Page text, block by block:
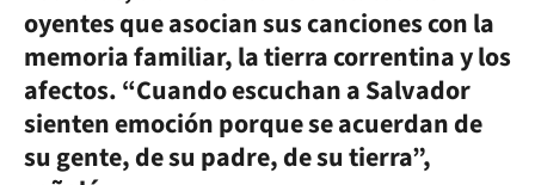
oyentes que asocian sus canciones con la
memoria familiar, la tierra correntina y los
afectos. “Cuando escuchan a Salvador
sienten emoción porque se acuerdan de
su gente, de su padre, de su tierra”,